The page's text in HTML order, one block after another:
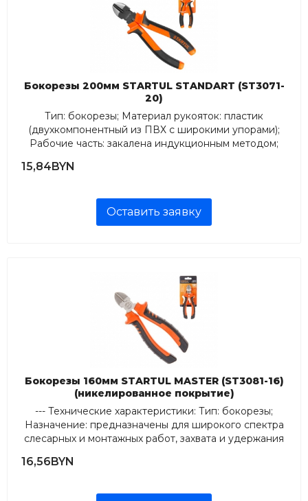
Бокорезы 200мм STARTUL STANDART (ST3071-
20)
Тип: бокорезы; Материал рукояток: пластик
(двухкомпонентный из ПВХ с широкими упорами);
Рабочие часть: закалена индукционным методом;
15,84BYN
Оставить заявку
Бокорезы 160мм STARTUL MASTER (ST3081-16)
(никелированное покрытие)
--- Технические характеристики: Тип: бокорезы;
Назначение: предназначены для широкого спектра
слесарных и монтажных работ, захвата и удержания
16,56BYN